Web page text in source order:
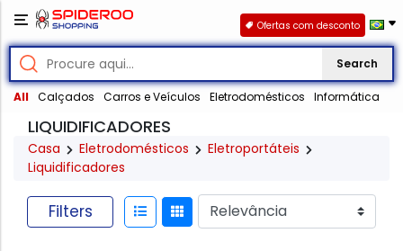
Search
All Calçados Carros e Veículos Eletrodomésticos Informática
Ofertas com desconto
LIQUIDIFICADORES
Casa Eletrodomésticos
Eletroportáteis
Liquidificadores
Filters